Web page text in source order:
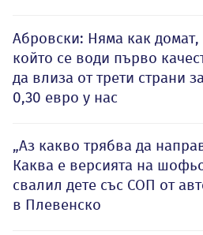
Абровски: Няма как домат,
който се води първо
да влиза от трети страни за
0,30 евро у нас
„Аз какво трябва да
Каква е версията на
свалил дете със СОП от
в Плевенско